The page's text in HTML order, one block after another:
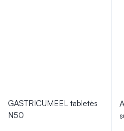
GASTRICUMEEL tabletės
N50